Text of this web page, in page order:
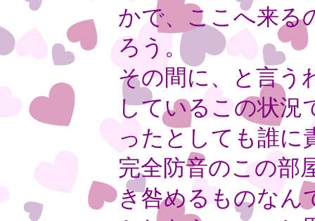
かで、ここへ来る
ろう。
その間に、と言う
しているこの状況
ったとしても誰に
完全防音のこの部
き咎めるものなん